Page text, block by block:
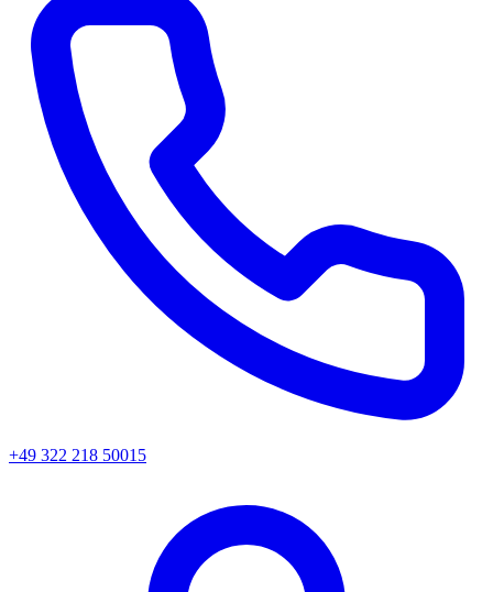
+49 322 218 50015